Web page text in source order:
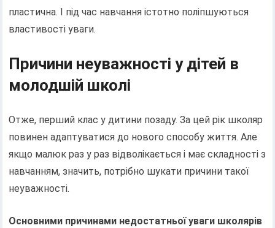
пластична. І під час навчання істотно поліпшуються
властивості уваги.
Причини неуважності у дітей в
молодшій школі
Отже, перший клас у дитини позаду. За цей рік школяр
повинен адаптуватися до нового способу життя. Але
якщо малюк раз у раз відволікається і має складності з
навчанням, значить, потрібно шукати причини такої
неуважності.
Основними причинами недостатньої уваги школярів